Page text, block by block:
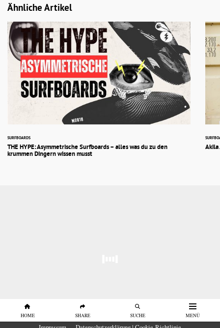
HOME SHARE SUCHE MENÜ
Ähnliche Artikel
SURFBOARDS
THE HYPE: Asymmetrische Surfboards – alles was du zu den
krummen Dingern wissen musst
Akila